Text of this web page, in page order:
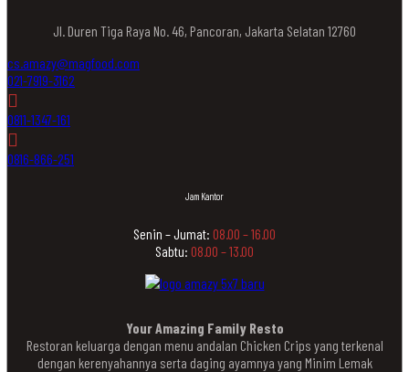
Jl. Duren Tiga Raya No. 46, Pancoran, Jakarta Selatan 12760
cs.amazy@magfood.com
021-7919-3162
0811-1347-161
0816-866-251
Jam Kantor
Senin – Jumat: 08.00 – 16.00
Sabtu: 08.00 – 13.00
Your Amazing Family Resto
Restoran keluarga dengan menu andalan Chicken Crips yang terkenal
dengan kerenyahannya serta daging ayamnya yang Minim Lemak